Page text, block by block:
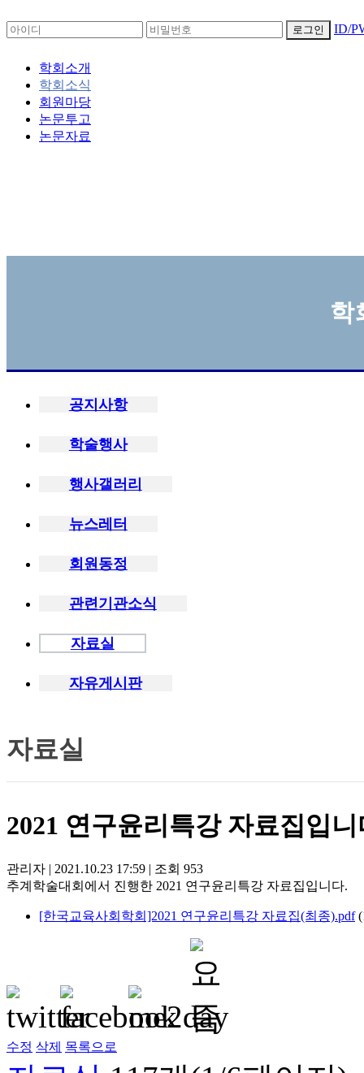
로그인 ID/
학회소개
학회소식
회원마당
논문투고
논문자료
학
공지사항
학술행사
행사갤러리
뉴스레터
회원동정
관련기관소식
자료실
자유게시판
자료실
2021 연구윤리특강 자료집입니
관리자 | 2021.10.23 17:59 | 조회 953
추계학술대회에서 진행한 2021 연구윤리특강 자료집입니다.
[한국교육사회학회]2021 연구윤리특강 자료집(최종).pdf
수정 삭제 목록으로